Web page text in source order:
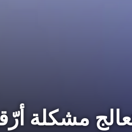
مشكلة